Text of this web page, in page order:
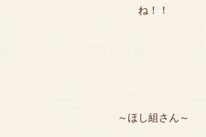
ね！！
～ほし組さん～